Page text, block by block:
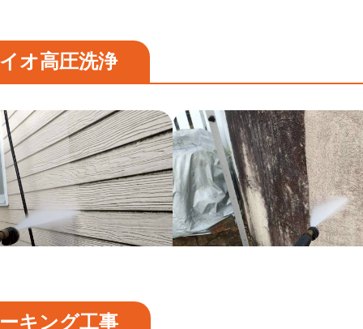
オ高圧洗浄
キング工事